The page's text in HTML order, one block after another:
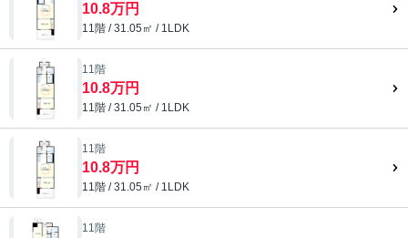
10.8万円
11階 / 31.05㎡ / 1LDK
11階
10.8万円
11階 / 31.05㎡ / 1LDK
11階
10.8万円
11階 / 31.05㎡ / 1LDK
11階